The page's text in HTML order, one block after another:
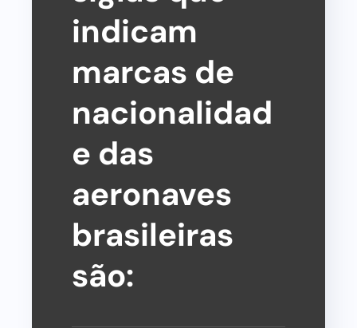
indicam
marcas de
nacionalidad
e das
aeronaves
brasileiras
são: